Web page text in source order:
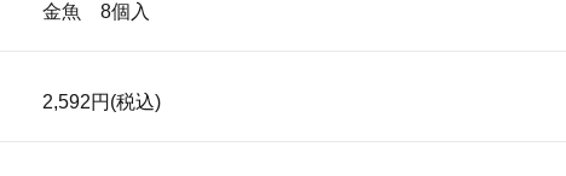
金魚 8個入
2,592円 (税込)